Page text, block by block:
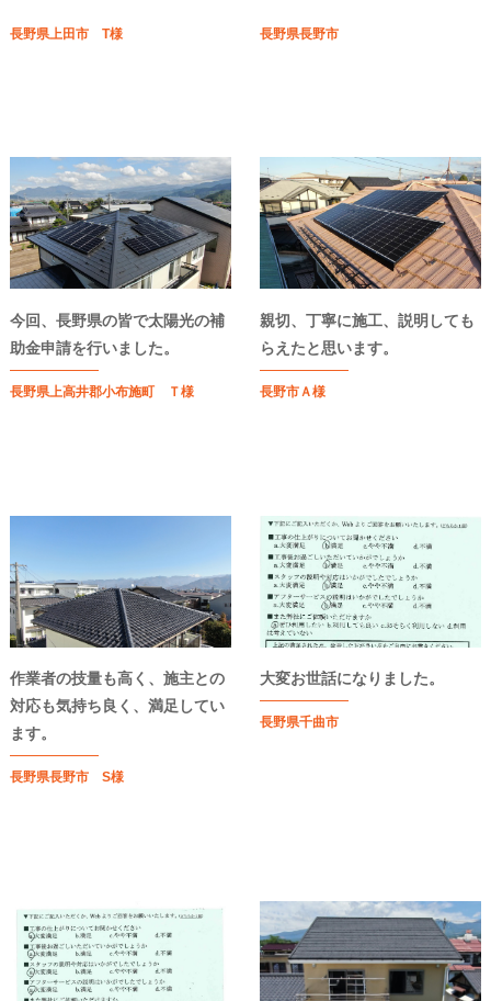
長野県上田市 T様 長野県長野市
今回、長野県の皆で太陽光の補
助金申請を行いました。
長野県上高井郡小布施町 Ｔ様
親切、丁寧に施工、説明しても
らえたと思います。
長野市Ａ様
作業者の技量も高く、施主との
対応も気持ち良く、満足してい
ます。
長野県長野市 S様
大変お世話になりました。
長野県千曲市